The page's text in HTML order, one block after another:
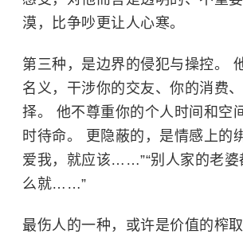
漠，比争吵更让人心寒。
第三种，是边界的侵犯与操控。
名义，干涉你的交友、你的消费
择。 他不尊重你的个人时间和空
时待命。 更隐蔽的，是情感上的
爱我，就应该……”“别人家的老
么就……”
最伤人的一种，或许是价值的榨